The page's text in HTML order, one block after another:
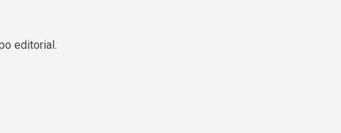
editorial.